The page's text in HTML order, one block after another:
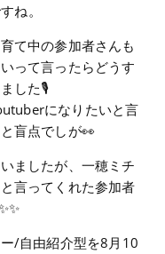
ね。
て中の参加者さんも
って言ったらどうす
した🎙
になりたいと言
盲点でしが👀
ましたが、一穂ミチ
言ってくれた参加者
/自由紹介型を8月10